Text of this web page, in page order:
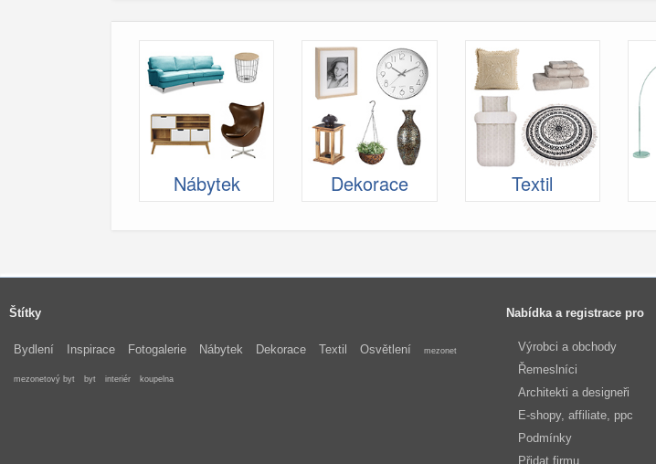
Nábytek Dekorace Textil
Štítky
Bydlení Inspirace Fotogalerie Nábytek Dekorace Textil Osvětlení mezonet
mezonetový byt byt interiér koupelna
Nabídka a registrace pro
Výrobci a obchody
Řemeslníci
Architekti a designeři
E-shopy, affiliate, ppc
Podmínky
Přidat firmu